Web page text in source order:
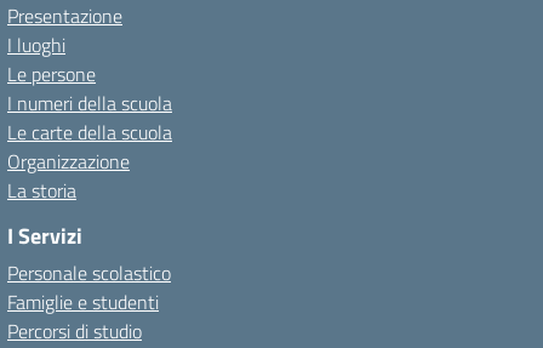
Presentazione
I luoghi
Le persone
I numeri della scuola
Le carte della scuola
Organizzazione
La storia
I Servizi
Personale scolastico
Famiglie e studenti
Percorsi di studio